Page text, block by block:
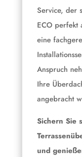
Service, der
ECO perfekt
eine
Anspruch
Ihre
angebracht
Sichern Sie
und